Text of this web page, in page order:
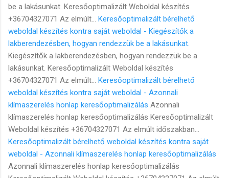
be a lakásunkat. Keresőoptimalizált Weboldal készítés
+36704327071 Az elmúlt... Keresőoptimalizált bérelhető
weboldal készítés kontra saját weboldal - Kiegészítők a
lakberendezésben, hogyan rendezzük be a lakásunkat.
Kiegészítők a lakberendezésben, hogyan rendezzük be a
lakásunkat. Keresőoptimalizált Weboldal készítés
+36704327071 Az elmúlt... Keresőoptimalizált bérelhető
weboldal készítés kontra saját weboldal - Azonnali
klímaszerelés honlap keresőoptimalizálás Azonnali
klímaszerelés honlap keresőoptimalizálás Keresőoptimalizált
Weboldal készítés +36704327071 Az elmúlt időszakban...
Keresőoptimalizált bérelhető weboldal készítés kontra saját
weboldal - Azonnali klímaszerelés honlap keresőoptimalizálás
Azonnali klímaszerelés honlap keresőoptimalizálás